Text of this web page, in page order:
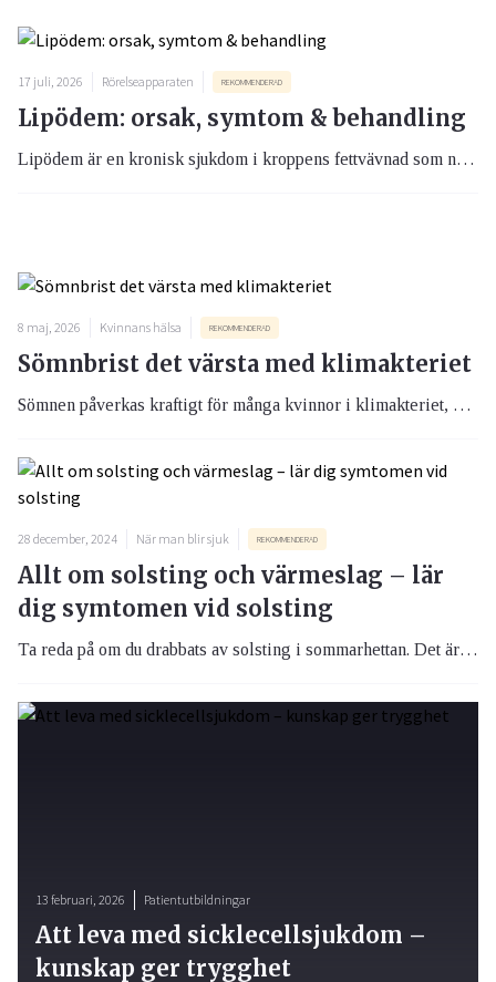
17 juli, 2026 Rörelseapparaten REKOMMENDERAD
Lipödem: orsak, symtom & behandling
Lipödem är en kronisk sjukdom i kroppens fettvävnad som nästan uteslutande drabbar kvinnor. Sjukdomen leder till en onormal ansamling av fett, oftast på höfter, lår, ben och ibland armar. Många upplever smärta, ömhet och en känsla av tyngd, samtidigt som blåmärken uppstår lätt. Lipödem förväxlas fortfarande ofta med obesitas eller lymfödem, vilket kan göra att diagnosen dröjer i många år. Även om sjukdomen inte kan botas finns behandling som kan lindra symtomen och förbättra livskvaliteten.
8 maj, 2026 Kvinnans hälsa REKOMMENDERAD
Sömnbrist det värsta med klimakteriet
Sömnen påverkas kraftigt för många kvinnor i klimakteriet, och för en stor andel är sömbristen det mest påfrestande symtomet. I en Ipsos-undersökning uppger 57 procent att långvarig sömnlöshet (insomni) är det jobbigaste under denna period.
28 december, 2024 När man blir sjuk REKOMMENDERAD
Allt om solsting och värmeslag – lär
dig symtomen vid solsting
Ta reda på om du drabbats av solsting i sommarhettan. Det är viktigt, om du har drabbats, att snabbt kunna ta hand kroppen. Lär dig mer om symtom och se om du tillhör en eventuell riskgrupp.
13 februari, 2026 Patientutbildningar
Att leva med sicklecellsjukdom –
kunskap ger trygghet